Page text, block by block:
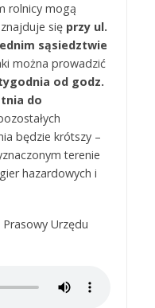
rolnicy mogą
się przy ul.
sąsiedztwie
można prowadzić
od godz.
do
będzie krótszy –
terenie
hazardowych i
Prasowy Urzędu